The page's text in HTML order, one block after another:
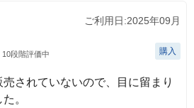
ご利用日:2025年09月
10段階評価中 購入
されていないので、目に留まり
。